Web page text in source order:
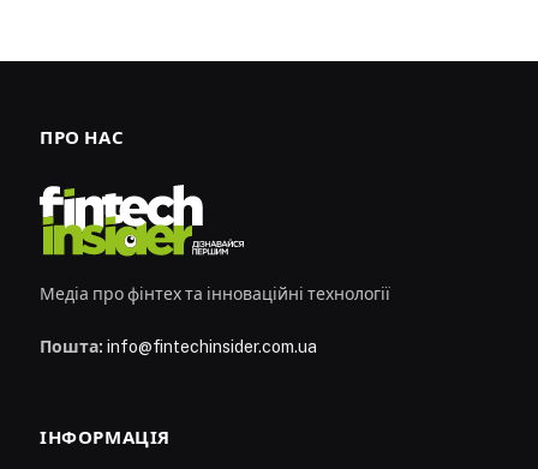
ПРО НАС
Медіа про фінтех та інноваційні технології
Пошта: info@fintechinsider.com.ua
ІНФОРМАЦІЯ